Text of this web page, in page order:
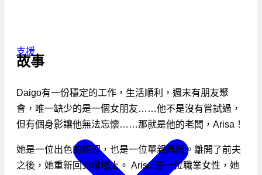
支援
故事
Daigo有一份穩定的工作，生活順利，週末有朋友聚
會，唯一缺少的是一個女朋友……他不是沒有嘗試過，
但有個身影讓他無法忘懷……那就是他的老闆，Arisa！
她是一位出色的經理，也是一位單親媽媽。離開了前夫
之後，她重新回到職場上。 Arisa 是一位職業女性，她